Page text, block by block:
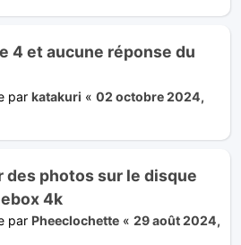
4 et aucune réponse du
par katakuri « 02 octobre 2024,
des photos sur le disque
4k
par Pheeclochette « 29 août 2024,